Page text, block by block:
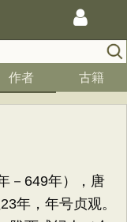
作者 古籍
－649年），唐
年，年号贞观。